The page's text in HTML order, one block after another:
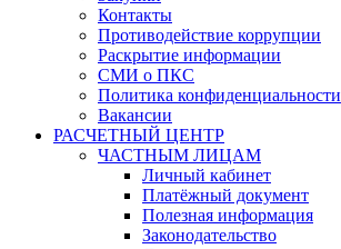
Контакты
Противодействие коррупции
Раскрытие информации
СМИ о ПКС
Политика конфиденциальности
Вакансии
РАСЧЕТНЫЙ ЦЕНТР
ЧАСТНЫМ ЛИЦАМ
Личный кабинет
Платёжный документ
Полезная информация
Законодательство